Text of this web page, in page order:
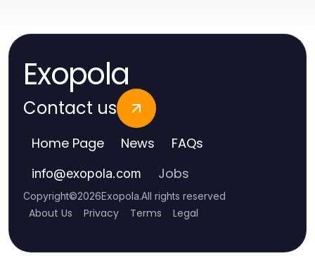
Exopola
Contact us
Home Page News FAQs
info@exopola.com Jobs
Copyright©2026Exopola.All rights reserved
About Us Privacy Terms Legal